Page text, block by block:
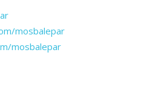
mosbalepar
mosbalepar